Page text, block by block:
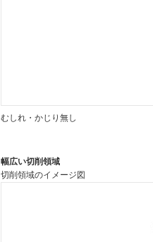
むしれ・かじり無し
幅広い切削領域
切削領域のイメージ図